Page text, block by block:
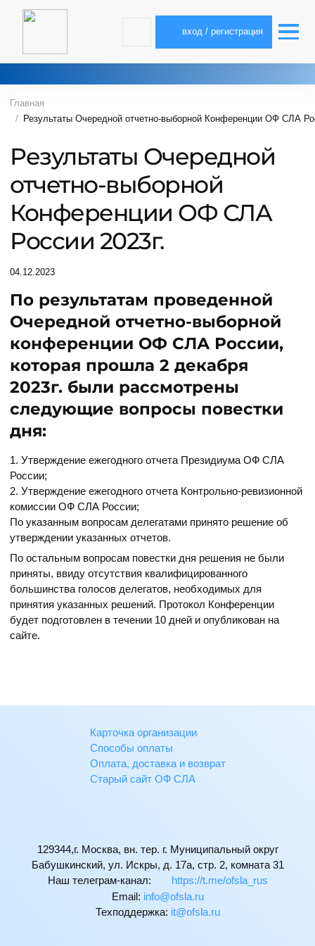
вход / регистрация
Главная
Результаты Очередной отчетно-выборной Конференции ОФ СЛА
Результаты Очередной
отчетно-выборной
Конференции ОФ СЛА
России 2023г.
04.12.2023
По результатам проведенной
Очередной отчетно-выборной
конференции ОФ СЛА России,
которая прошла 2 декабря
2023г. были рассмотрены
следующие вопросы повестки
дня:
1. Утверждение ежегодного отчета Президиума ОФ СЛА
России;
2. Утверждение ежегодного отчета Контрольно-ревизионной
комиссии ОФ СЛА России;
По указанным вопросам делегатами принято решение об
утверждении указанных отчетов.
По остальным вопросам повестки дня решения не были
приняты, ввиду отсутствия квалифицированного
большинства голосов делегатов, необходимых для
принятия указанных решений. Протокол Конференции
будет подготовлен в течении 10 дней и опубликован на
сайте.
Карточка организации
Способы оплаты
Оплата, доставка и возврат
Старый сайт ОФ СЛА
129344,г. Москва, вн. тер. г. Муниципальный округ
Бабушкинский, ул. Искры, д. 17а, стр. 2, комната 31
Наш телеграм-канал:
https://t.me/ofsla_rus
Email: ur.alsfo@ofni
Техподдержка: ur.alsfo@ti